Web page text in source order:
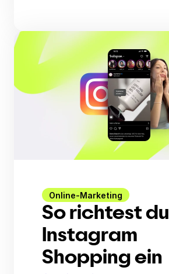
Online-Marketing
So richtest du
Instagram
Shopping ein